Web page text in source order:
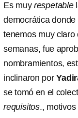
Es muy respetable
democrática
tenemos muy
semanas, fue
nombramientos,
inclinaron por
se tomó en el
requisitos.,